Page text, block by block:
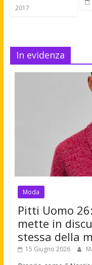
2017
In evidenza
Moda
Pitti Uomo
mette in
stessa della
15 Giugno 2026